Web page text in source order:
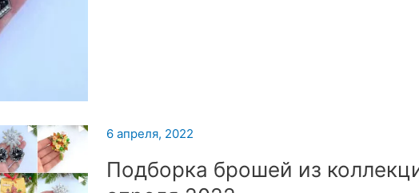
6 апреля, 2022
Подборка брошей из